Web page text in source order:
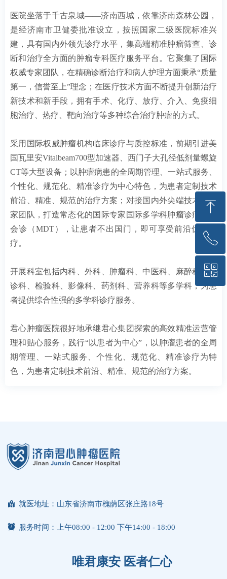
医院坐落于千古泉城——济南西城，依靠济南森林公园，
是经济南市卫健委批准设立，按照国家二级医院标准兴
建，具有国内外领先诊疗水平，集高端精准肿瘤筛查、诊
断和治疗全方面的肿瘤专科医疗服务平台。它聚集了国际
权威专家团队，在精确诊断治疗和病人护理方面秉承“质量
第一，信誉至上”理念；在医疗技术方面不断提升创新治疗
新技术和新手段，拥有手术、化疗、放疗、介入、免疫细
胞治疗、热疗、靶向治疗等多种综合治疗肿瘤的方式。
采用国际权威肿瘤机构临床诊疗与质控标准，前期引进美
国瓦里安Vitalbeam700型加速器、西门子大孔径低剂量螺旋
CT等大型设备；以肿瘤病患的全周期管理、一站式服务、
个性化、规范化、精准诊疗为中心特色，为患者定制技术
前沿、精准、规范的治疗方案；对接国内外尖端技术及专
家团队，打造常态化的国际专家国际多学科肿瘤诊疗远程
会诊（MDT），让患者不出国门，即可享受前沿优质医
疗。
开展科室包括内科、外科、肿瘤科、中医科、麻醉科、急
诊科、检验科、影像科、药剂科、营养科等多学科，为患
者提供综合性强的多学科诊疗服务。
君心肿瘤医院很好地承继君心集团探索的高效精准运营管
理和贴心服务，践行“以患者为中心”，以肿瘤患者的全周
期管理、一站式服务、个性化、规范化、精准诊疗为特
色，为患者定制技术前沿、精准、规范的治疗方案。
낕 就医地址：山东省济南市槐荫区张庄路18号
뀥 服务时间：上午08:00 - 12:00 下午14:00 - 18:00
唯君康安 医者仁心
ꁸ
回到顶部
ꂅ
185-6004-3040
ꀥ